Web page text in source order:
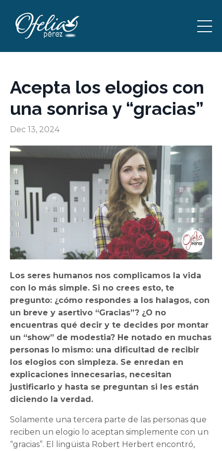
Acepta los elogios con
una sonrisa y “gracias”
Dec 13, 2024
Los seres humanos nos complicamos la vida
con lo más simple. Si no crees esto, te
pregunto: ¿cómo respondes a los halagos, con
un breve y asertivo “Gracias”? ¿O no
encuentras qué decir y te decides por montar
un “show” de modestia? He notado en muchas
personas lo mismo: una dificultad de recibir
los elogios con simpleza. Se enredan en
explicaciones innecesarias, necesitan
justificarlo y hasta se preguntan si les están
diciendo la verdad.
Solamente una tercera parte de las personas que
reciben un elogio lo aceptan simplemente con un
“gracias”. El lingüista Robert Herbert encontró,